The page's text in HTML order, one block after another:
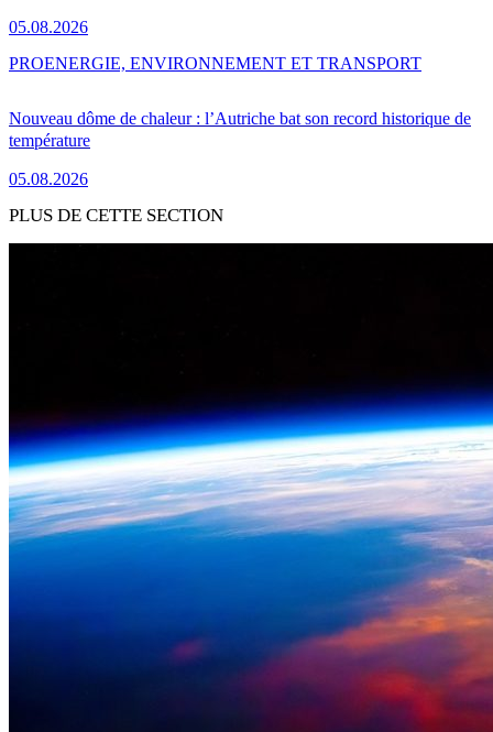
05.08.2026
Nouveau dôme de chaleur : l’Autriche bat son record historique de
température
05.08.2026
PROENERGIE, ENVIRONNEMENT ET TRANSPORT
PLUS DE CETTE SECTION